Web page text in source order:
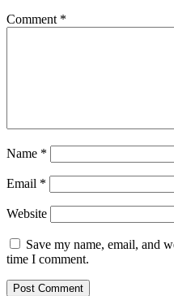
Comment *
Name *
Email *
Website
Save my name, email, and
time I comment.